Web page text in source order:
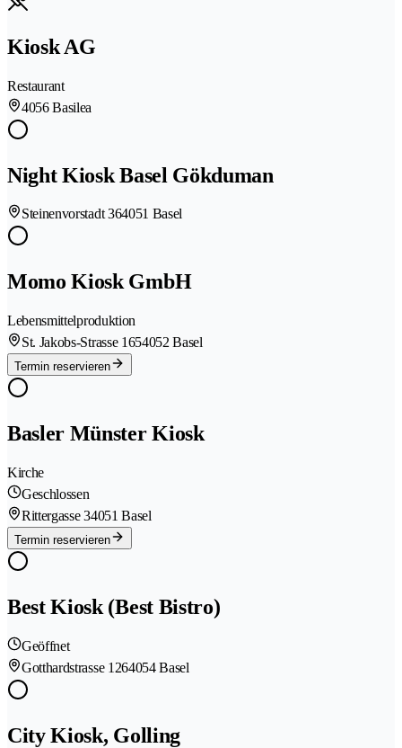
Kiosk AG
Restaurant
4056 Basilea
Night Kiosk Basel Gökduman
Steinenvorstadt 364051 Basel
Momo Kiosk GmbH
Lebensmittelproduktion
St. Jakobs-Strasse 1654052 Basel
Termin reservieren
Basler Münster Kiosk
Kirche
Geschlossen
Rittergasse 34051 Basel
Termin reservieren
Best Kiosk (Best Bistro)
Geöffnet
Gotthardstrasse 1264054 Basel
City Kiosk, Golling